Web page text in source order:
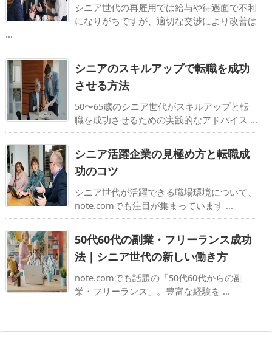
シニア世代の再雇用では給与や待遇面で不利
になりがちですが、適切な交渉により改善は
...
シニアのスキルアップで転職を成功
させる方法
50〜65歳のシニア世代がスキルアップと転
職を成功させるための実践的なアドバイス ...
シニア活躍企業の見極め方と転職成
功のコツ
シニア世代が活躍できる職場環境について、
note.comでも注目が集まっています ...
50代60代の副業・フリーランス成功
法｜シニア世代の新しい働き方
note.comでも話題の「50代60代からの副
業・フリーランス」。豊富な経験を ...